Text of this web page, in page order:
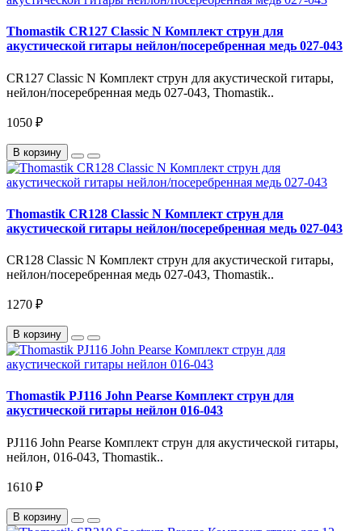
Thomastik CR127 Classic N Комплект струн для
акустической гитары нейлон/посеребренная медь 027-043
CR127 Classic N Комплект струн для акустической гитары,
нейлон/посеребренная медь 027-043, Thomastik..
1050 ₽
В корзину
Thomastik CR128 Classic N Комплект струн для
акустической гитары нейлон/посеребренная медь 027-043
CR128 Classic N Комплект струн для акустической гитары,
нейлон/посеребренная медь 027-043, Thomastik..
1270 ₽
В корзину
Thomastik PJ116 John Pearse Комплект струн для
акустической гитары нейлон 016-043
PJ116 John Pearse Комплект струн для акустической гитары,
нейлон, 016-043, Thomastik..
1610 ₽
В корзину